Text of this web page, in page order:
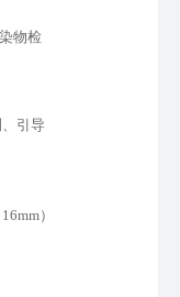
物检
引导
16mm）